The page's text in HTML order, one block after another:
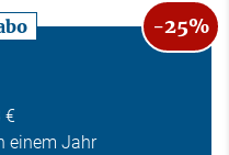
-25%
€
einem Jahr